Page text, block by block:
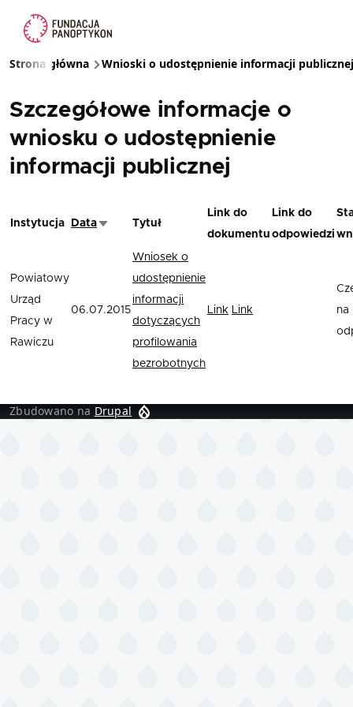
Ścieżka nawigacyjna
Strona główna Wnioski o udostępnienie informacji publicznej
Szczegółowe informacje o
wniosku o udostępnienie
informacji publicznej
Instytucja DataSortuj rosnąco
Tytuł
Link do
dokumentu
Link do
odpowiedzi
Powiatowy
Urząd
Pracy w
Rawiczu
06.07.2015
Wniosek o
udostępnienie
informacji
dotyczących
profilowania
bezrobotnych
Link Link
na
Zbudowano na Drupal